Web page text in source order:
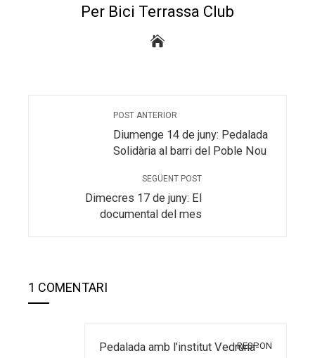
Per Bici Terrassa Club
POST ANTERIOR
Diumenge 14 de juny: Pedalada
Solidària al barri del Poble Nou
SEGÜENT POST
Dimecres 17 de juny: El
documental del mes
1 COMENTARI
Pedalada amb l’institut Vedruna-
RESPON